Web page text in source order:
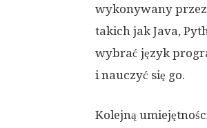
wykonywany
takich jak Java,
wybrać język
i nauczyć się go.
Kolejną